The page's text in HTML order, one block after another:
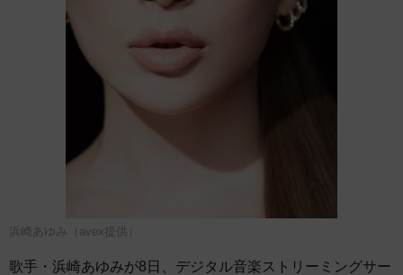
浜崎あゆみ（avex提供）
歌手・浜崎あゆみが8日、デジタル音楽ストリーミングサー